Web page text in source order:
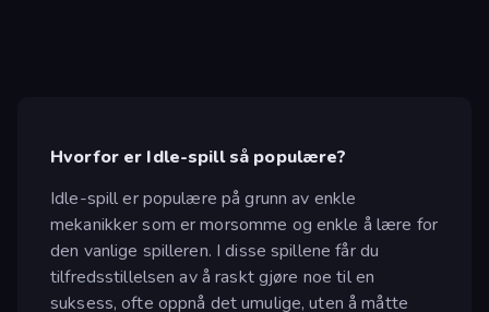
Hvorfor er Idle-spill så populære?
Idle-spill er populære på grunn av enkle
mekanikker som er morsomme og enkle å lære for
den vanlige spilleren. I disse spillene får du
tilfredsstillelsen av å raskt gjøre noe til en
suksess, ofte oppnå det umulige, uten å måtte